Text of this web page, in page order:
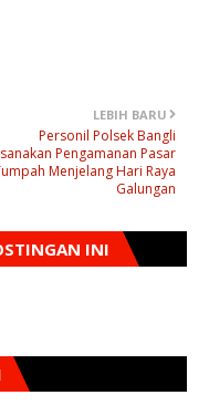
LEBIH BARU
Personil Polsek Bangli
Pengamanan Pasar
Menjelang Hari Raya
Galungan
INI